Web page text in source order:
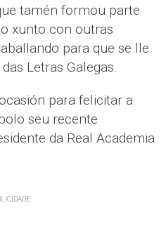
tamén formou parte
xunto con outras
para que se lle
Letras Galegas.
para felicitar a
seu recente
da Real Academia